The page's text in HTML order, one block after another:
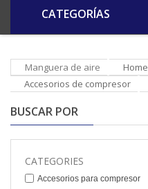
CATEGORÍAS
Manguera de aire Home
Accesorios de compresor
BUSCAR POR
CATEGORIES
Accesorios para compresor